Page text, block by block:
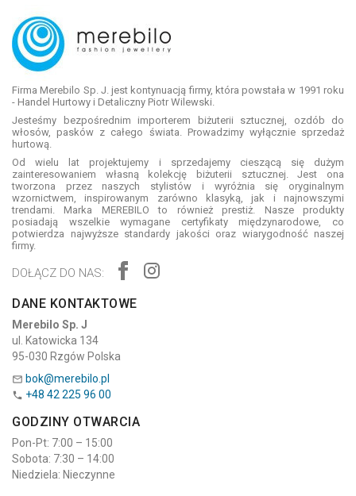
Firma Merebilo Sp. J. jest kontynuacją firmy, która powstała w 1991 roku
- Handel Hurtowy i Detaliczny Piotr Wilewski.
Jesteśmy bezpośrednim importerem biżuterii sztucznej, ozdób do
włosów, pasków z całego świata. Prowadzimy wyłącznie sprzedaż
hurtową.
Od wielu lat projektujemy i sprzedajemy cieszącą się dużym
zainteresowaniem własną kolekcję biżuterii sztucznej. Jest ona
tworzona przez naszych stylistów i wyróżnia się oryginalnym
wzornictwem, inspirowanym zarówno klasyką, jak i najnowszymi
trendami. Marka MEREBILO to również prestiż. Nasze produkty
posiadają wszelkie wymagane certyfikaty międzynarodowe, co
potwierdza najwyższe standardy jakości oraz wiarygodność naszej
firmy.
DOŁĄCZ DO NAS:
DANE KONTAKTOWE
Merebilo Sp. J
ul. Katowicka 134
95-030 Rzgów Polska
 bok@merebilo.pl
 +48 42 225 96 00
GODZINY OTWARCIA
Pon-Pt: 7:00 – 15:00
Sobota: 7:30 – 14:00
Niedziela: Nieczynne